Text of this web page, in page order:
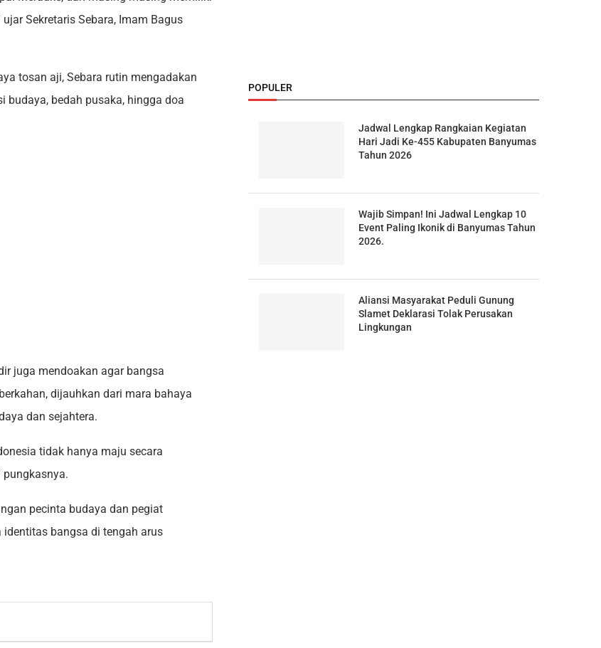
Sekretaris Sebara, Imam Bagus
tosan aji, Sebara rutin mengadakan
budaya, bedah pusaka, hingga doa
juga mendoakan agar bangsa
dijauhkan dari mara bahaya
dan sejahtera.
tidak hanya maju secara
pungkasnya.
pecinta budaya dan pegiat
bangsa di tengah arus
POPULER
Jadwal Lengkap Rangkaian Kegiatan
Hari Jadi Ke-455 Kabupaten Banyumas
Tahun 2026
Wajib Simpan! Ini Jadwal Lengkap 10
Event Paling Ikonik di Banyumas Tahun
2026.
Aliansi Masyarakat Peduli Gunung
Slamet Deklarasi Tolak Perusakan
Lingkungan